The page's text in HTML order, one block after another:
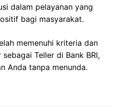
dalam pelayanan yang
bagi masyarakat.
memenuhi kriteria dan
Teller di Bank BRI,
Anda tanpa menunda.